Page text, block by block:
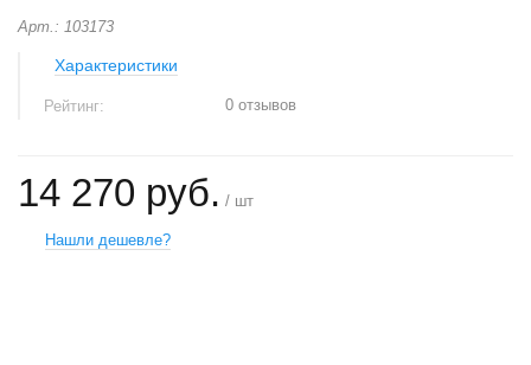
Арт.: 103173
Характеристики
Рейтинг: 0 отзывов
14 270 руб. / шт
Нашли дешевле?